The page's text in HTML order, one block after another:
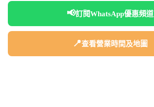
📢訂閱WhatsApp優惠頻道
📍查看營業時間及地圖